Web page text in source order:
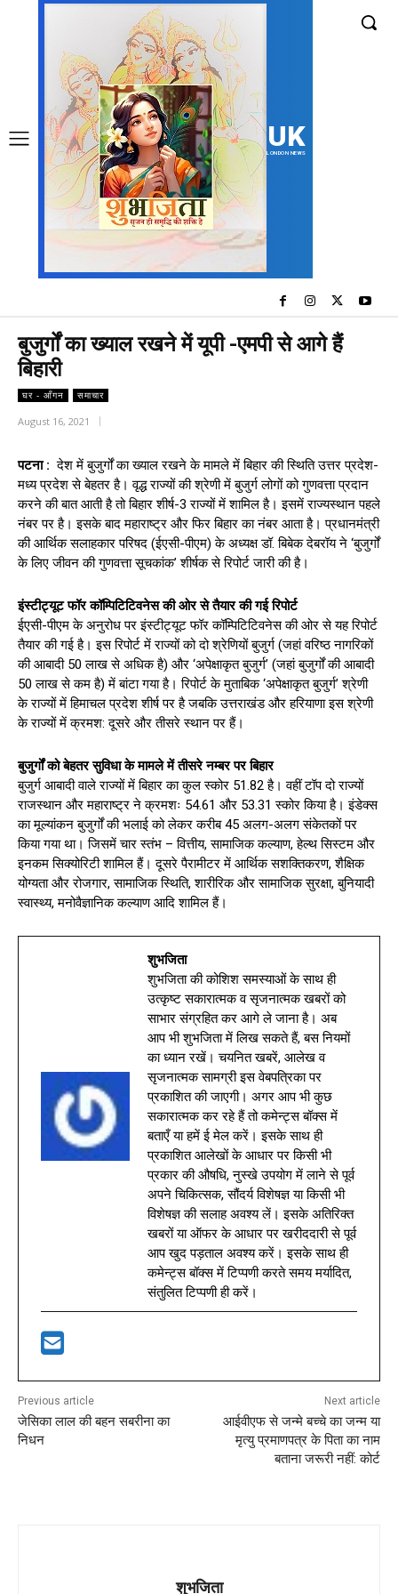
UK
LONDON NEWS
बुजुर्गों का ख्याल रखने में यूपी -एमपी से आगे हैं
बिहारी
घर - आँगन समाचार
August 16, 2021
पटना :देश में बुजुर्गों का ख्याल रखने के मामले में बिहार की स्थिति उत्तर प्रदेश-
मध्य प्रदेश से बेहतर है। वृद्ध राज्यों की श्रेणी में बुजुर्ग लोगों को गुणवत्ता प्रदान
करने की बात आती है तो बिहार शीर्ष-3 राज्यों में शामिल है। इसमें राज्यस्थान पहले
नंबर पर है। इसके बाद महाराष्ट्र और फिर बिहार का नंबर आता है। प्रधानमंत्री
की आर्थिक सलाहकार परिषद (ईएसी-पीएम) के अध्यक्ष डॉ. बिबेक देबरॉय ने ‘बुजुर्गों
के लिए जीवन की गुणवत्ता सूचकांक’ शीर्षक से रिपोर्ट जारी की है।
इंस्टीट्यूट फॉर कॉम्पिटिटिवनेस की ओर से तैयार की गई रिपोर्ट
ईएसी-पीएम के अनुरोध पर इंस्टीट्यूट फॉर कॉम्पिटिटिवनेस की ओर से यह रिपोर्ट
तैयार की गई है। इस रिपोर्ट में राज्यों को दो श्रेणियों बुजुर्ग (जहां वरिष्ठ नागरिकों
की आबादी 50 लाख से अधिक है) और ‘अपेक्षाकृत बुजुर्ग’ (जहां बुजुर्गों की आबादी
50 लाख से कम है) में बांटा गया है। रिपोर्ट के मुताबिक ‘अपेक्षाकृत बुजुर्ग’ श्रेणी
के राज्यों में हिमाचल प्रदेश शीर्ष पर है जबकि उत्तराखंड और हरियाणा इस श्रेणी
के राज्यों में क्रमश: दूसरे और तीसरे स्थान पर हैं।
बुजुर्गों को बेहतर सुविधा के मामले में तीसरे नम्बर पर बिहार
बुजुर्ग आबादी वाले राज्यों में बिहार का कुल स्कोर 51.82 है। वहीं टॉप दो राज्यों
राजस्थान और महाराष्ट्र ने क्रमशः 54.61 और 53.31 स्कोर किया है। इंडेक्स
का मूल्यांकन बुजुर्गों की भलाई को लेकर करीब 45 अलग-अलग संकेतकों पर
किया गया था। जिसमें चार स्तंभ – वित्तीय, सामाजिक कल्याण, हेल्थ सिस्टम और
इनकम सिक्योरिटी शामिल हैं। दूसरे पैरामीटर में आर्थिक सशक्तिकरण, शैक्षिक
योग्यता और रोजगार, सामाजिक स्थिति, शारीरिक और सामाजिक सुरक्षा, बुनियादी
स्वास्थ्य, मनोवैज्ञानिक कल्याण आदि शामिल हैं।
शुभजिता
शुभजिता की कोशिश समस्याओं के साथ ही
उत्कृष्ट सकारात्मक व सृजनात्मक खबरों को
साभार संग्रहित कर आगे ले जाना है। अब
आप भी शुभजिता में लिख सकते हैं, बस नियमों
का ध्यान रखें। चयनित खबरें, आलेख व
सृजनात्मक सामग्री इस वेबपत्रिका पर
प्रकाशित की जाएगी। अगर आप भी कुछ
सकारात्मक कर रहे हैं तो कमेन्ट्स बॉक्स में
बताएँ या हमें ई मेल करें। इसके साथ ही
प्रकाशित आलेखों के आधार पर किसी भी
प्रकार की औषधि, नुस्खे उपयोग में लाने से पूर्व
अपने चिकित्सक, सौंदर्य विशेषज्ञ या किसी भी
विशेषज्ञ की सलाह अवश्य लें। इसके अतिरिक्त
खबरों या ऑफर के आधार पर खरीददारी से पूर्व
आप खुद पड़ताल अवश्य करें। इसके साथ ही
कमेन्ट्स बॉक्स में टिप्पणी करते समय मर्यादित,
संतुलित टिप्पणी ही करें।
Previous article
जेसिका लाल की बहन सबरीना का
निधन
Next article
आईवीएफ से जन्मे बच्चे का जन्म या
मृत्यु प्रमाणपत्र के पिता का नाम
बताना जरूरी नहीं: कोर्ट
शुभजिता